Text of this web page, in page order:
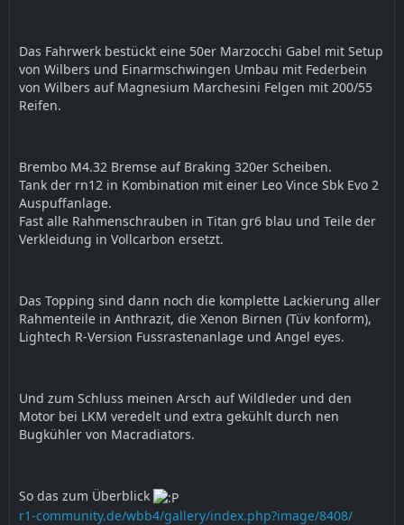
Das Fahrwerk bestückt eine 50er Marzocchi Gabel mit Setup
von Wilbers und Einarmschwingen Umbau mit Federbein
von Wilbers auf Magnesium Marchesini Felgen mit 200/55
Reifen.
Brembo M4.32 Bremse auf Braking 320er Scheiben.
Tank der rn12 in Kombination mit einer Leo Vince Sbk Evo 2
Auspuffanlage.
Fast alle Rahmenschrauben in Titan gr6 blau und Teile der
Verkleidung in Vollcarbon ersetzt.
Das Topping sind dann noch die komplette Lackierung aller
Rahmenteile in Anthrazit, die Xenon Birnen (Tüv konform),
Lightech R-Version Fussrastenanlage und Angel eyes.
Und zum Schluss meinen Arsch auf Wildleder und den
Motor bei LKM veredelt und extra gekühlt durch nen
Bugkühler von Macradiators.
So das zum Überblick
r1-community.de/wbb4/gallery/index.php?image/8408/